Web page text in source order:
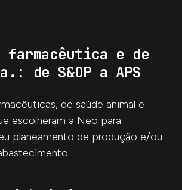
farmacêutica e de
.: de S&OP a APS
de saúde animal e
escolheram a Neo para
planeamento de produção e/ou